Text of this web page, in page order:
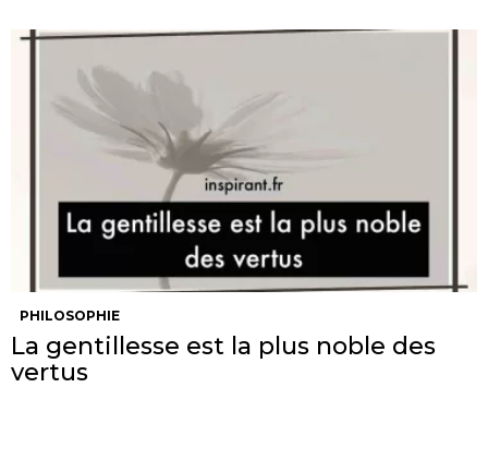
PHILOSOPHIE
La gentillesse est la plus noble des
vertus